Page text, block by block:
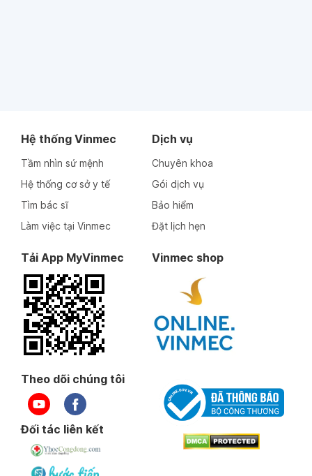
Hệ thống Vinmec
Tầm nhìn sứ mệnh
Hệ thống cơ sở y tế
Tìm bác sĩ
Làm việc tại Vinmec
Dịch vụ
Chuyên khoa
Gói dịch vụ
Bảo hiểm
Đặt lịch hẹn
Tải App MyVinmec Vinmec shop
Theo dõi chúng tôi
Đối tác liên kết